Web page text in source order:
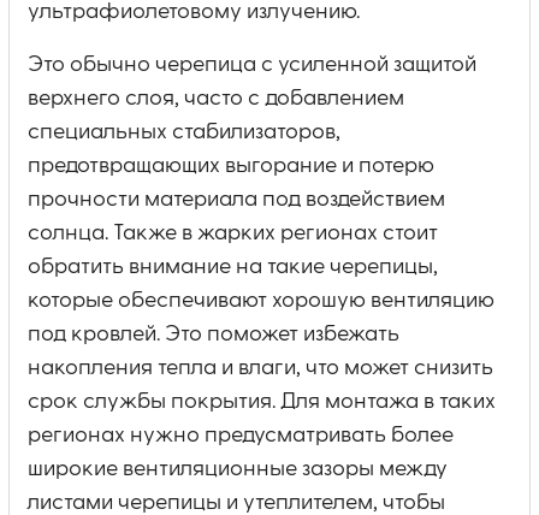
ультрафиолетовому излучению.
Это обычно черепица с усиленной защитой
верхнего слоя, часто с добавлением
специальных стабилизаторов,
предотвращающих выгорание и потерю
прочности материала под воздействием
солнца. Также в жарких регионах стоит
обратить внимание на такие черепицы,
которые обеспечивают хорошую вентиляцию
под кровлей. Это поможет избежать
накопления тепла и влаги, что может снизить
срок службы покрытия. Для монтажа в таких
регионах нужно предусматривать более
широкие вентиляционные зазоры между
листами черепицы и утеплителем, чтобы